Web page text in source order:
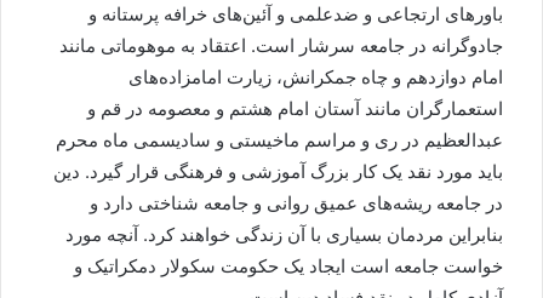
باورهای ارتجاعی و ضدعلمی و آئین‌های خرافه پرستانه و
جادوگرانه در جامعه سرشار است. اعتقاد به موهوماتی مانند
امام دوازدهم و چاه جمکرانش، زیارت امامزاده‌های
استعمارگران مانند آستان امام هشتم و معصومه در قم و
عبدالعظیم در ری و مراسم ماخیستی و سادیسمی ماه محرم
باید مورد نقد یک کار بزرگ آموزشی و فرهنگی قرار گیرد. دین
در جامعه ریشه‌های عمیق روانی و جامعه شناختی دارد و
بنابراین مردمان بسیاری با آن زندگی خواهند کرد. آنچه مورد
خواست جامعه است ایجاد یک حکومت سکولار دمکراتیک و